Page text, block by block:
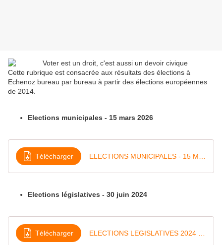
Cette rubrique est consacrée aux résultats des élections à
Echenoz bureau par bureau à partir des élections européennes
de 2014.
Elections municipales - 15 mars 2026
Télécharger
Elections législatives - 30 juin 2024
Télécharger